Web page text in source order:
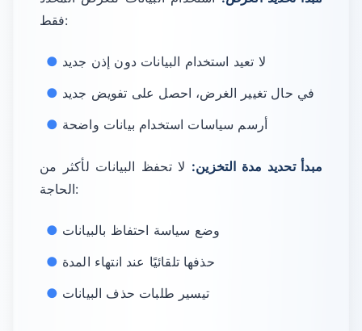
فقط:
لا تعيد استخدام البيانات دون إذن جديد
في حال تغيير الغرض، احصل على تفويض جديد
أرسم سياسات استخدام بيانات واضحة
مبدأ تحديد مدة التخزين: لا تحفظ البيانات لأكثر من
الحاجة:
وضع سياسة احتفاظ بالبيانات
حذفها تلقائيًا عند انتهاء المدة
تيسير طلبات حذف البيانات